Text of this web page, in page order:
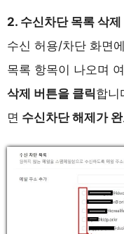
2. 수신차단 목록 삭제
수신 허용/차단 화면
목록 항목이 나오며
삭제 버튼을 클릭합니
면 수신차단 해제가 완